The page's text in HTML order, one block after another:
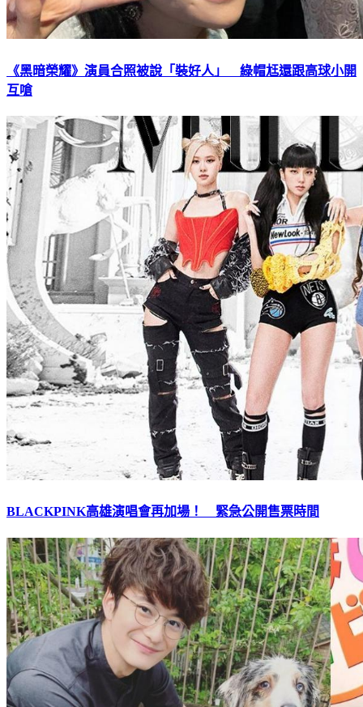
《黑暗榮耀》演員合照被說「裝好人」 綠帽尪還跟高球小開
互嗆
BLACKPINK高雄演唱會再加場！ 緊急公開售票時間